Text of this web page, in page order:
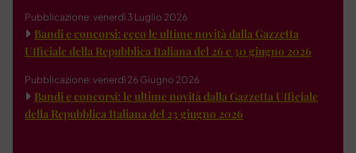
Pubblicazione: venerdì 3 Luglio 2026
Bandi e concorsi: ecco le ultime novità dalla Gazzetta
Ufficiale della Repubblica Italiana del 26 e 30 giugno 2026
Pubblicazione: venerdì 26 Giugno 2026
Bandi e concorsi: le ultime novità dalla Gazzetta Ufficiale
della Repubblica Italiana del 23 giugno 2026